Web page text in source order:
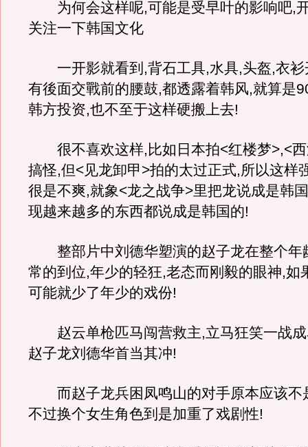
为何会这样呢,可能是受早叶的影响吧,
关注一下韩国文化
一开影就看到,背石工具,水具,头盔,衣衫
有後面交戰前的腰鼓,都透露着韩风,就算是
韩方投资,也不至于这样硬搬上去!
很不喜欢这样,比如日本拍<红楼梦>,<西
搞怪,但<见龙卸甲>拍的太过正式,所以这样
很是不爽,就象<龙之战争>里把龙说成是韩
现越来越多的东西都说成是韩国的!
整部片中刘德华塑演的赵子龙在整个年
常的到位,年少的轻狂,老态而刚毅的眼神,如
可能就少了年少的戏份!
赵云单枪匹马闯营救主,立马狂笑一战成
赵子龙刘德华首当其冲!
而赵子龙兵困凤鸣山的对手原本应该不
不过换个女生角色到是加重了戏剧性!